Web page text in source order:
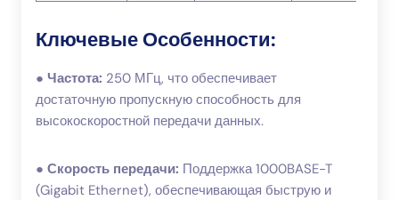
Ключевые Особенности:
● Частота: 250 МГц, что обеспечивает
достаточную пропускную способность для
высокоскоростной передачи данных.
● Скорость передачи: Поддержка 1000BASE-T
(Gigabit Ethernet), обеспечивающая быструю и